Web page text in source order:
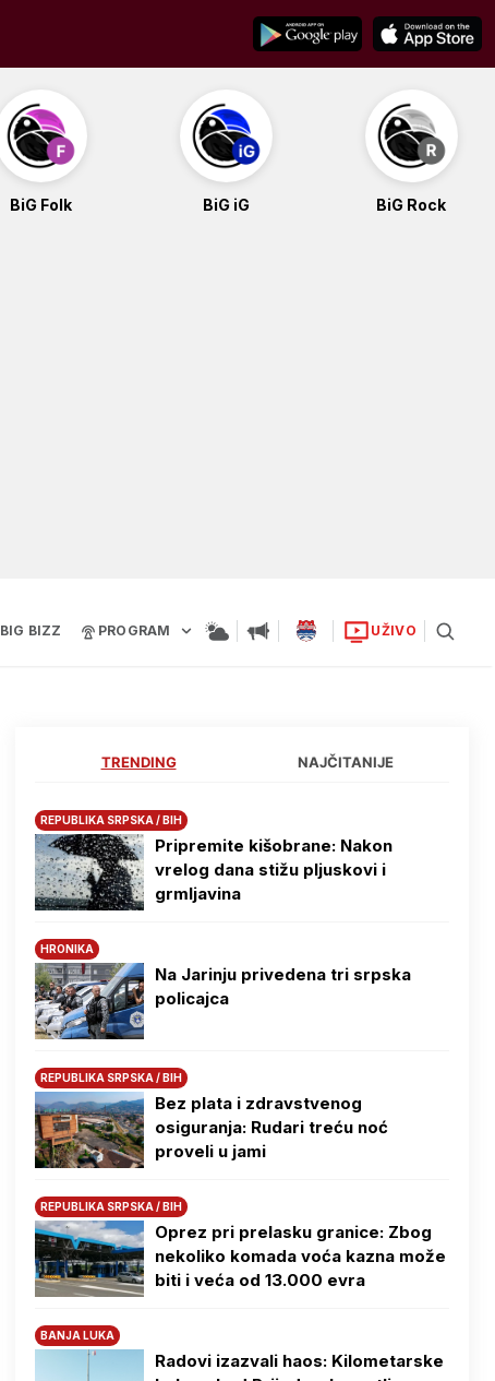
BiG Folk BiG iG BiG Rock
BIG BIZZ PROGRAM UŽIVO
TRENDING NAJČITANIJE
REPUBLIKA SRPSKA / BIH
Pripremite kišobrane: Nakon
vrelog dana stižu pljuskovi i
grmljavina
HRONIKA
Na Јarinju privedena tri srpska
policajca
REPUBLIKA SRPSKA / BIH
Bez plata i zdravstvenog
osiguranja: Rudari treću noć
proveli u jami
REPUBLIKA SRPSKA / BIH
Oprez pri prelasku granice: Zbog
nekoliko komada voća kazna može
biti i veća od 13.000 evra
BANJA LUKA
Radovi izazvali haos: Kilometarske